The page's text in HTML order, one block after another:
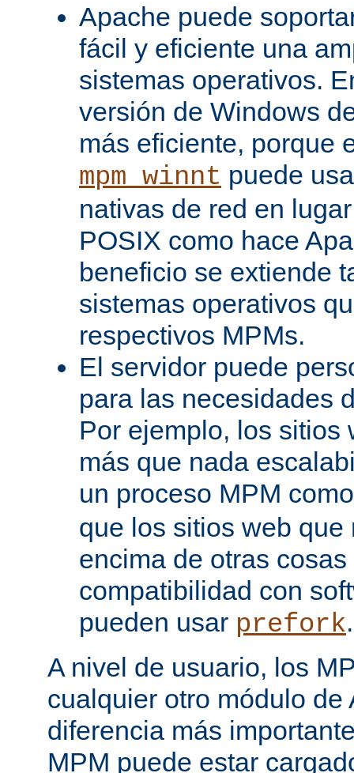
Apache puede
fácil y eficiente una
sistemas operativos.
versión de Windows
más eficiente, porque
mpm_winnt puede
nativas de red en
POSIX como hace
beneficio se extiende
sistemas operativos
respectivos MPMs.
El servidor puede
para las necesidades
Por ejemplo, los sitios
más que nada
un proceso MPM
que los sitios web que
encima de otras
compatibilidad con
pueden usar prefork.
A nivel de usuario, los
cualquier otro módulo de
diferencia más
MPM puede estar